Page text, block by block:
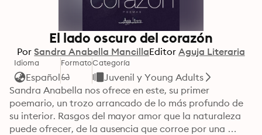
El lado oscuro del corazón
Por Sandra Anabella MancillaEditor Aguja Literaria
Idioma
Español
FormatoCategoría
Juvenil y Young Adults
Sandra Anabella nos ofrece en este, su primer
poemario, un trozo arrancado de lo más profundo de
su interior. Rasgos del mayor amor que la naturaleza
puede ofrecer, de la ausencia que corroe por una